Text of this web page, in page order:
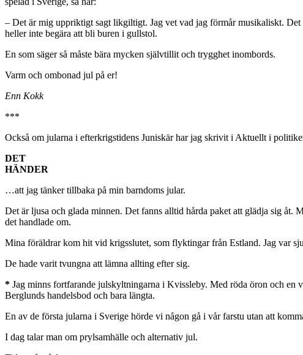
– Det är mig uppriktigt sagt likgiltigt. Jag vet vad jag förmår musikaliskt.
heller inte begära att bli buren i gullstol.
En som säger så måste bära mycken självtillit och trygghet inombords.
Varm och ombonad jul på er!
Enn Kokk
***
Också om jularna i efterkrigstidens Juniskär har jag skrivit i Aktuellt i
DET
HÄNDER
…att jag tänker tillbaka på min barndoms jular.
Det är ljusa och glada minnen. Det fanns alltid hårda paket att glädja sig
det handlade om.
Mina föräldrar kom hit vid krigsslutet, som flyktingar från Estland. Jag var
De hade varit tvungna att lämna allting efter sig.
* Jag minns fortfarande julskyltningarna i Kvissleby. Med röda öron och
Berglunds handelsbod och bara längta.
En av de första jularna i Sverige hörde vi någon gå i vår farstu utan att
I dag talar man om prylsamhälle och alternativ jul.